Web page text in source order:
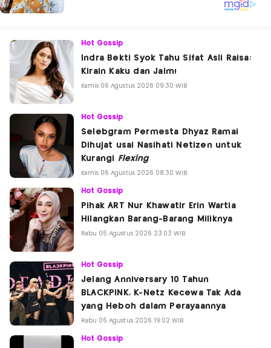
Hot Gossip
Indra Bekti Syok Tahu Sifat Asli Raisa:
Kirain Kaku dan Jaim!
Kamis 06 Agustus 2026 09:30 WIB
Hot Gossip
Selebgram Permesta Dhyaz Ramai
Dihujat usai Nasihati Netizen untuk
Kurangi Flexing
Kamis 06 Agustus 2026 08:30 WIB
Hot Gossip
Pihak ART Nur Khawatir Erin Wartia
Hilangkan Barang-Barang Miliknya
Rabu 05 Agustus 2026 23:03 WIB
Hot Gossip
Jelang Anniversary 10 Tahun
BLACKPINK, K-Netz Kecewa Tak Ada
yang Heboh dalam Perayaannya
Rabu 05 Agustus 2026 19:02 WIB
Hot Gossip